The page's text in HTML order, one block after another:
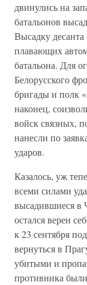
двинулись на
батальонов
Высадку десанта
плавающих
батальона. Для
Белорусского
бригады и полк
наконец,
войск связных,
нанесли по
ударов.
Казалось, уж
всеми силами
высадившиеся в
остался верен
к 23 сентября
вернуться в
убитыми и
противника